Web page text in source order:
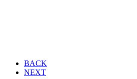
BACK
NEXT